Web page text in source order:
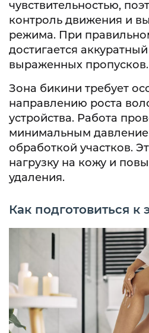
чувствительностью,
контроль движения и
режима. При
достигается
выраженных пропусков.
Зона бикини требует
направлению роста
устройства. Работа
минимальным
обработкой участков.
нагрузку на кожу и
удаления.
Как подготовиться к